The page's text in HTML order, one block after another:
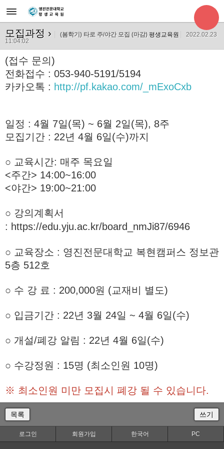
모집과정 › (봄학기) 타로 주/야간 모집 (마감) 평생교육원
2022.02.23
11:04:02
(접수 문의)
전화접수 : 053-940-5191/5194
카카오톡 : http://pf.kakao.com/_mExoCxb
일정 : 4월 7일(목) ~ 6월 2일(목), 8주
모집기간 : 22년 4월 6일(수)까지
○ 교육시간: 매주 목요일
<주간> 14:00~16:00
<야간> 19:00~21:00
○ 강의계획서
: https://edu.yju.ac.kr/board_nmJi87/6946
○ 교육장소 : 영진전문대학교 복현캠퍼스 정보관
5층 512호
○ 수 강 료 : 200,000원 (교재비 별도)
○ 입금기간 : 22년 3월 24일 ~ 4월 6일(수)
○ 개설/폐강 알림 : 22년 4월 6일(수)
○ 수강정원 : 15명 (최소인원 10명)
※ 최소인원 미만 모집시 폐강 될 수 있습니다.
목록 쓰기
로그인 회원가입 한국어 PC